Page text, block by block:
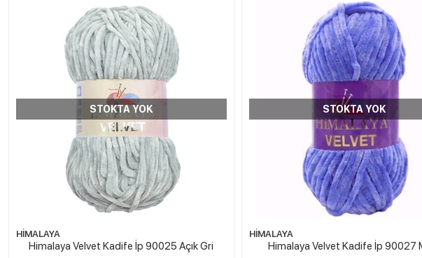
STOKTA YOK
HİMALAYA
Himalaya Velvet Kadife İp 90025 Açık Gri
STOKTA YOK
HİMALAYA
Himalaya Velvet Kadife İp 90027